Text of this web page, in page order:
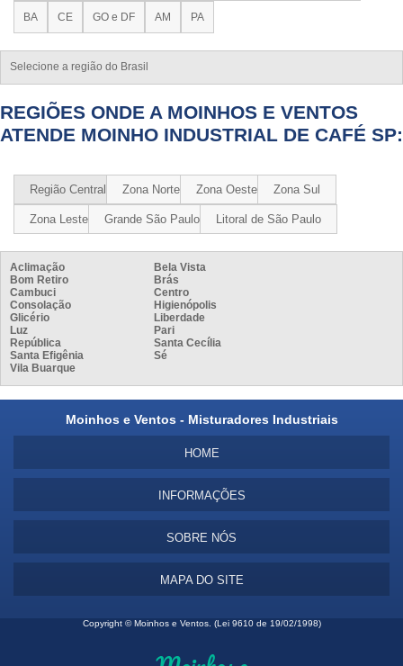
BA CE GO e DF AM PA
Selecione a região do Brasil
REGIÕES ONDE A MOINHOS E VENTOS
ATENDE MOINHO INDUSTRIAL DE CAFÉ SP:
Região Central Zona Norte Zona Oeste Zona Sul
Zona Leste Grande São Paulo Litoral de São Paulo
Aclimação
Bela Vista
Bom Retiro
Brás
Cambuci
Centro
Consolação
Higienópolis
Glicério
Liberdade
Luz
Pari
República
Santa Cecília
Santa Efigênia
Sé
Vila Buarque
Moinhos e Ventos - Misturadores Industriais
HOME
INFORMAÇÕES
SOBRE NÓS
MAPA DO SITE
Copyright © Moinhos e Ventos. (Lei 9610 de 19/02/1998)